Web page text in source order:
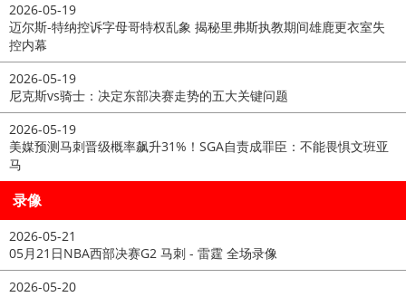
2026-05-19
迈尔斯-特纳控诉字母哥特权乱象 揭秘里弗斯执教期间雄鹿更衣室失
控内幕
2026-05-19
尼克斯vs骑士：决定东部决赛走势的五大关键问题
2026-05-19
美媒预测马刺晋级概率飙升31%！SGA自责成罪臣：不能畏惧文班亚
马
录像
2026-05-21
05月21日NBA西部决赛G2 马刺 - 雷霆 全场录像
2026-05-20